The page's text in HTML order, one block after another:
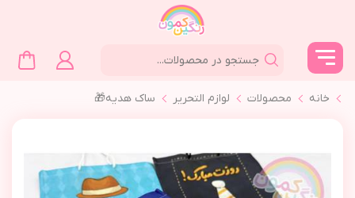
خانه محصولات لوازم التحرير ساك هديه🎁